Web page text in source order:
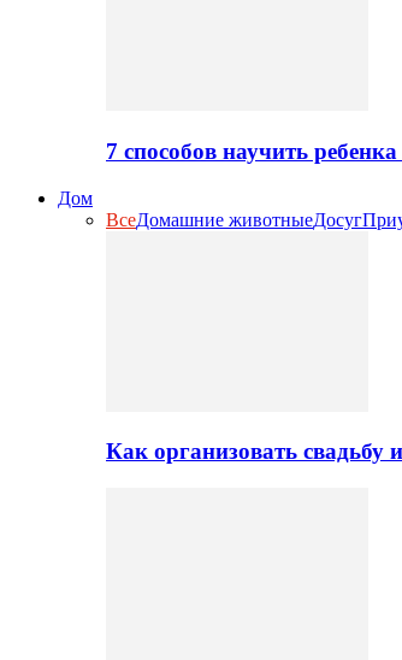
7 способов научить
Дом
ВсеДомашние животныеДосуг
Как организовать